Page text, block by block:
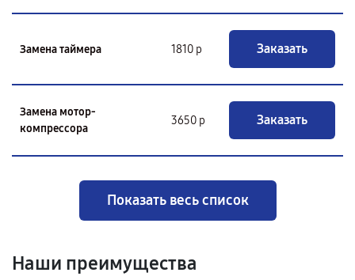
Замена таймера 1810 р Заказать
Замена мотор-
компрессора
3650 р Заказать
Показать весь список
Наши преимущества